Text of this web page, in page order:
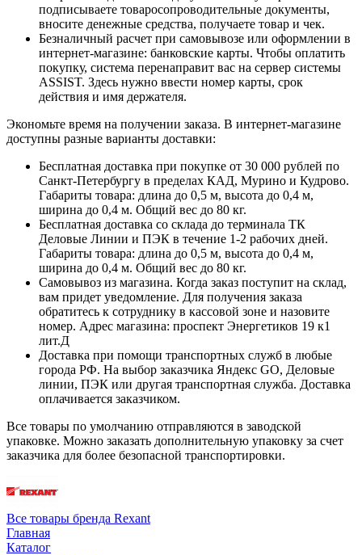
подписываете товаросопроводительные документы,
вносите денежные средства, получаете товар и чек.
Безналичный расчет при самовывозе или оформлении в
интернет-магазине: банковские карты. Чтобы оплатить
покупку, система перенаправит вас на сервер системы
ASSIST. Здесь нужно ввести номер карты, срок
действия и имя держателя.
Экономьте время на получении заказа. В интернет-магазине
доступны разные варианты доставки:
Бесплатная доставка при покупке от 30 000 рублей по
Санкт-Петербургу в пределах КАД, Мурино и Кудрово.
Габариты товара: длина до 0,5 м, высота до 0,4 м,
ширина до 0,4 м. Общий вес до 80 кг.
Бесплатная доставка со склада до терминала ТК
Деловые Линии и ПЭК в течение 1-2 рабочих дней.
Габариты товара: длина до 0,5 м, высота до 0,4 м,
ширина до 0,4 м. Общий вес до 80 кг.
Самовывоз из магазина. Когда заказ поступит на склад,
вам придет уведомление. Для получения заказа
обратитесь к сотруднику в кассовой зоне и назовите
номер. Адрес магазина: проспект Энергетиков 19 к1
лит.Д
Доставка при помощи транспортных служб в любые
города РФ. На выбор заказчика Яндекс GO, Деловые
линии, ПЭК или другая транспортная служба. Доставка
оплачивается заказчиком.
Все товары по умолчанию отправляются в заводской
упаковке. Можно заказать дополнительную упаковку за счет
заказчика для более безопасной транспортировки.
Все товары бренда Rexant
Главная
Каталог